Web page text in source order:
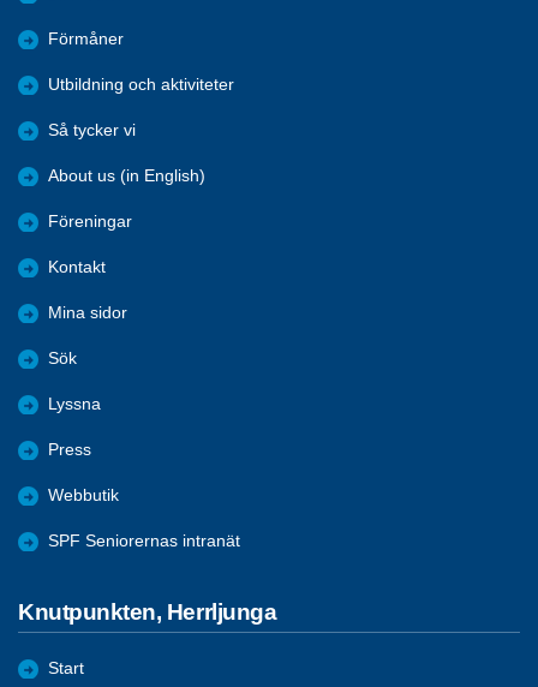
Förmåner
Utbildning och aktiviteter
Så tycker vi
About us (in English)
Föreningar
Kontakt
Mina sidor
Sök
Lyssna
Press
Webbutik
SPF Seniorernas intranät
Knutpunkten, Herrljunga
Start